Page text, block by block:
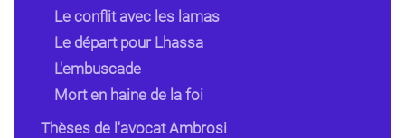
Le conflit avec les lamas
Le départ pour Lhassa
L'embuscade
Mort en haine de la foi
Thèses de l'avocat Ambrosi